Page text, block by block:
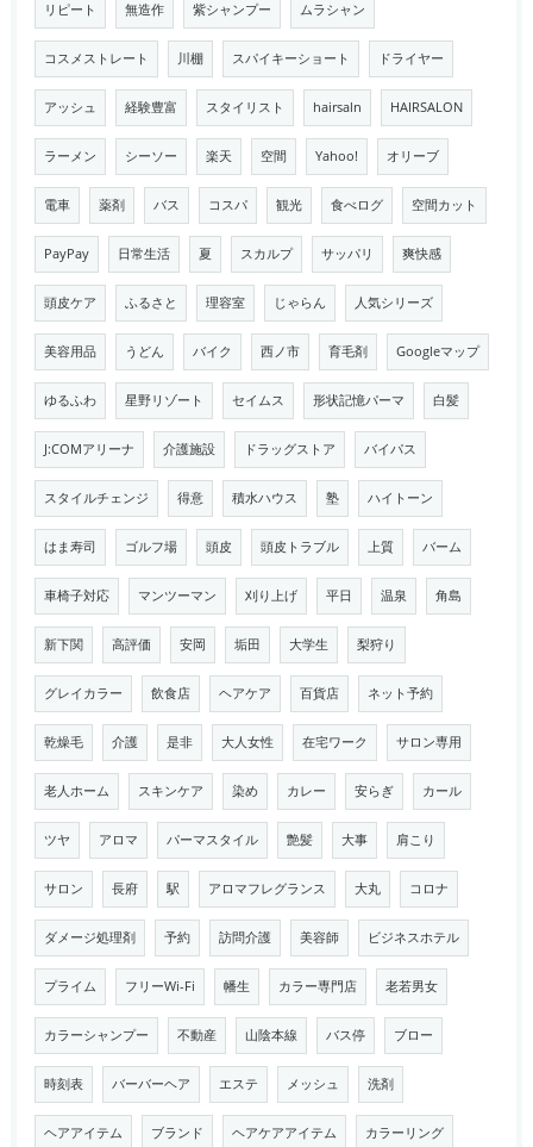
リピート 無造作 紫シャンプー ムラシャン
コスメストレート 川棚 スパイキーショート ドライヤー
アッシュ 経験豊富 スタイリスト hairsaln HAIRSALON
ラーメン シーソー 楽天 空間 Yahoo! オリーブ
電車 薬剤 バス コスパ 観光 食べログ 空間カット
PayPay 日常生活 夏 スカルプ サッパリ 爽快感
頭皮ケア ふるさと 理容室 じゃらん 人気シリーズ
美容用品 うどん バイク 西ノ市 育毛剤 Googleマップ
ゆるふわ 星野リゾート セイムス 形状記憶パーマ 白髪
J:COMアリーナ 介護施設 ドラッグストア バイパス
スタイルチェンジ 得意 積水ハウス 塾 ハイトーン
はま寿司 ゴルフ場 頭皮 頭皮トラブル 上質 バーム
車椅子対応 マンツーマン 刈り上げ 平日 温泉 角島
新下関 高評価 安岡 垢田 大学生 梨狩り
グレイカラー 飲食店 ヘアケア 百貨店 ネット予約
乾燥毛 介護 是非 大人女性 在宅ワーク サロン専用
老人ホーム スキンケア 染め カレー 安らぎ カール
ツヤ アロマ パーマスタイル 艶髪 大事 肩こり
サロン 長府 駅 アロマフレグランス 大丸 コロナ
ダメージ処理剤 予約 訪問介護 美容師 ビジネスホテル
プライム フリーWi-Fi 幡生 カラー専門店 老若男女
カラーシャンプー 不動産 山陰本線 バス停 ブロー
時刻表 バーバーヘア エステ メッシュ 洗剤
ヘアアイテム ブランド ヘアケアアイテム カラーリング